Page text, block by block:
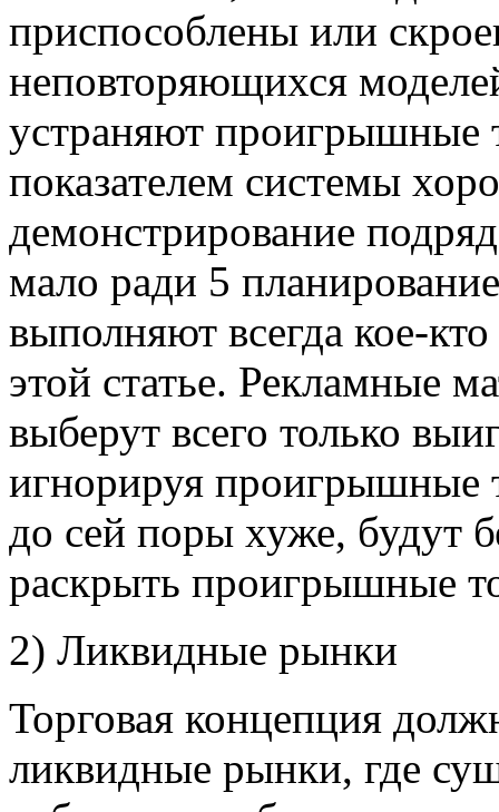
приспособлены или
неповторяющихся
устраняют проигрышные
показателем системы
демонстрирование
мало ради 5
выполняют всегда кое-
этой статье. Рекламные
выберут всего только
игнорируя проигрышные
до сей поры хуже, будут
раскрыть проигрышные
2) Ликвидные рынки
Торговая концепция
ликвидные рынки, где